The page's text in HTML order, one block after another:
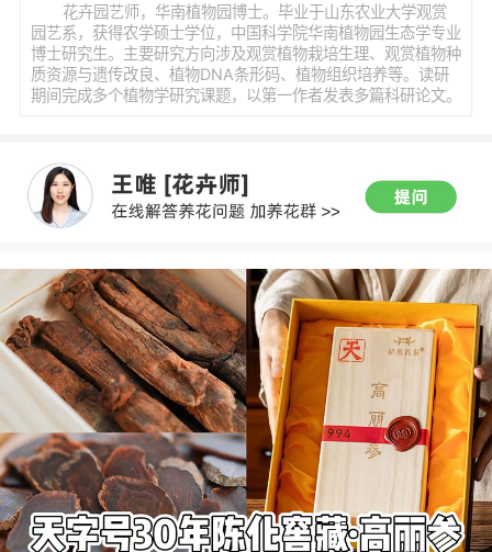
花卉园艺师，华南植物园博士。毕业于山东农业大学观赏
园艺系，获得农学硕士学位，中国科学院华南植物园生态学专业
博士研究生。主要研究方向涉及观赏植物栽培生理、观赏植物种
质资源与遗传改良、植物DNA条形码、植物组织培养等。读研
期间完成多个植物学研究课题，以第一作者发表多篇科研论文。